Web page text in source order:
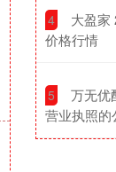
4
大盈家
价格行情
5
万无优
营业执照的